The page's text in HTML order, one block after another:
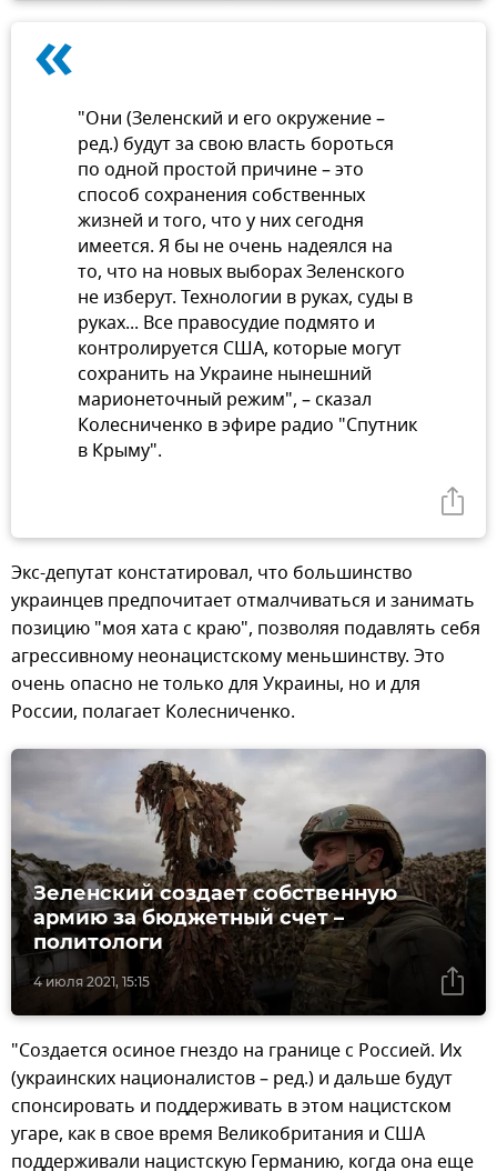
« "Они (Зеленский и его окружение –
ред.) будут за свою власть бороться
по одной простой причине – это
способ сохранения собственных
жизней и того, что у них сегодня
имеется. Я бы не очень надеялся на
то, что на новых выборах Зеленского
не изберут. Технологии в руках, суды в
руках... Все правосудие подмято и
контролируется США, которые могут
сохранить на Украине нынешний
марионеточный режим", – сказал
Колесниченко в эфире радио "Спутник
в Крыму".
Экс-депутат констатировал, что большинство
украинцев предпочитает отмалчиваться и занимать
позицию "моя хата с краю", позволяя подавлять себя
агрессивному неонацистскому меньшинству. Это
очень опасно не только для Украины, но и для
России, полагает Колесниченко.
4 июля 2021, 15:15
Зеленский создает собственную
армию за бюджетный счет –
политологи
"Создается осиное гнездо на границе с Россией. Их
(украинских националистов – ред.) и дальше будут
спонсировать и поддерживать в этом нацистском
угаре, как в свое время Великобритания и США
поддерживали нацистскую Германию, когда она еще